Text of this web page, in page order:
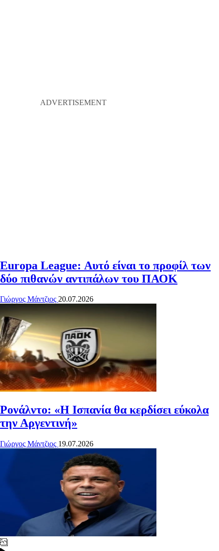
Europa League: Αυτό είναι το προφίλ των
δύο πιθανών αντιπάλων του ΠΑΟΚ
Γιώργος Μάντζιος 20.07.2026
Ρονάλντο: «Η Ισπανία θα κερδίσει εύκολα
την Αργεντινή»
Γιώργος Μάντζιος 19.07.2026